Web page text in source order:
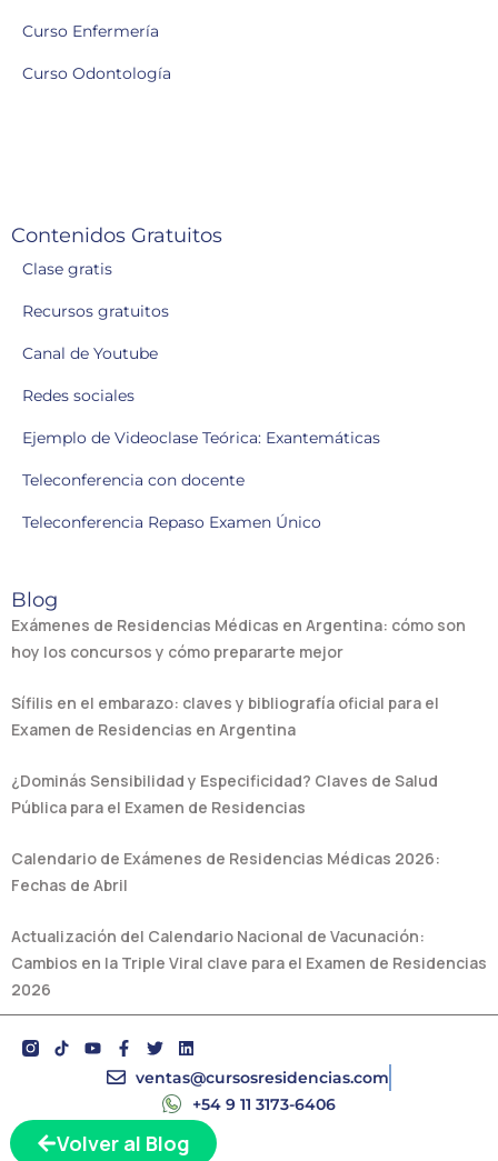
Volver al Blog
Curso Enfermería
Curso Odontología
Contenidos Gratuitos
Clase gratis
Recursos gratuitos
Canal de Youtube
Redes sociales
Ejemplo de Videoclase Teórica: Exantemáticas
Teleconferencia con docente
Teleconferencia Repaso Examen Único
Blog
Exámenes de Residencias Médicas en Argentina: cómo son
hoy los concursos y cómo prepararte mejor
Sífilis en el embarazo: claves y bibliografía oficial para el
Examen de Residencias en Argentina
¿Dominás Sensibilidad y Especificidad? Claves de Salud
Pública para el Examen de Residencias
Calendario de Exámenes de Residencias Médicas 2026:
Fechas de Abril
Actualización del Calendario Nacional de Vacunación:
Cambios en la Triple Viral clave para el Examen de Residencias
2026
Y
o
b
e
F
a
c
o
o
T
w
i
e
r
L
i
n
e
d
i
ventas@cursosresidencias.com
+54 9 11 3173-6406